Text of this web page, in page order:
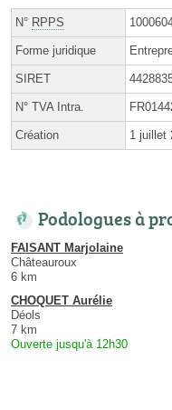
N° RPPS
Forme juridique
SIRET
N° TVA Intra.
Création 1 juillet
Podologues à
FAISANT Marjolaine
Châteauroux
6 km
CHOQUET Aurélie
Déols
7 km
Ouverte jusqu'à 12h30